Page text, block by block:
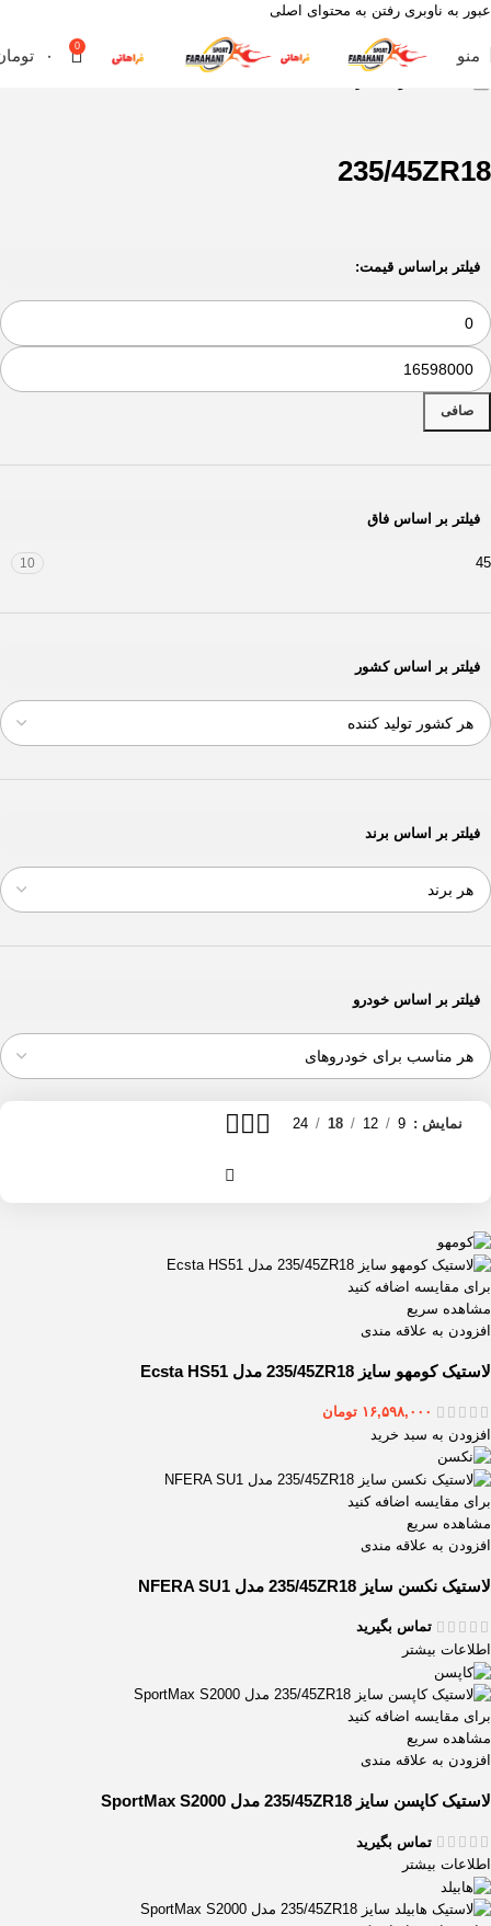
عبور به ناوبری رفتن به محتوای اصلی
منو 0 ۰
235/45ZR18
فیلتر براساس قیمت:
صافی
فیلتر بر اساس فاق
45
10
فیلتر بر اساس کشور
فیلتر بر اساس برند
فیلتر بر اساس خودرو
نمایش 9
12
18
24
برای مقایسه اضافه کنید
مشاهده سریع
افزودن به علاقه مندی
لاستیک کومهو سایز 235/45ZR18 مدل Ecsta HS51
۱۶,۵۹۸,۰۰۰ تومان
افزودن به سبد خرید
برای مقایسه اضافه کنید
مشاهده سریع
افزودن به علاقه مندی
لاستیک نکسن سایز 235/45ZR18 مدل NFERA SU1
تماس بگیرید
اطلاعات بیشتر
برای مقایسه اضافه کنید
مشاهده سریع
افزودن به علاقه مندی
لاستیک کاپسن سایز 235/45ZR18 مدل SportMax S2000
تماس بگیرید
اطلاعات بیشتر